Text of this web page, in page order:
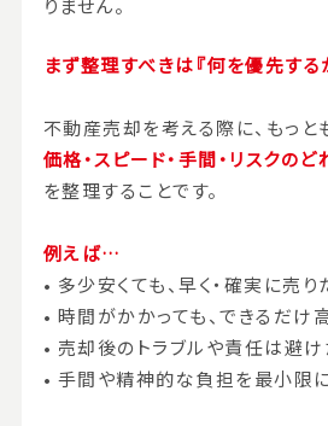
りません。
まず整理すべきは『何を優先する
不動産売却を考える際に、もっ
価格・スピード・手間・リスクの
を整理することです。
例えば…
• 多少安くても、早く・確実に売り
• 時間がかかっても、できるだけ
• 売却後のトラブルや責任は避け
• 手間や精神的な負担を最小限